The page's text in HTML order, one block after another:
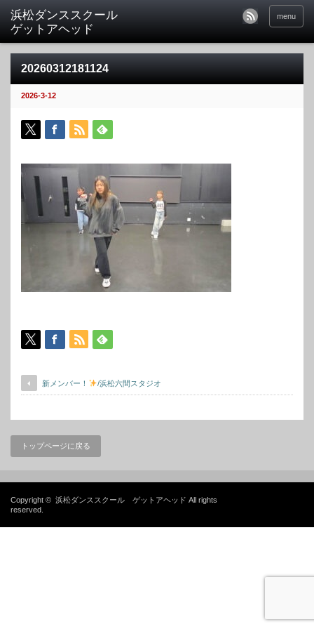
menu
20260312181124
2026-3-12
新メンバー！ /浜松六間スタジオ
トップページに戻る
Copyright © 浜松ダンススクール ゲットアヘッド All rights
reserved.